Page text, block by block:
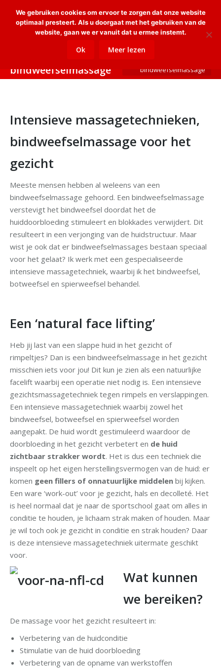
Intensieve
massagetechnieken,
bindweefselmassage
bindweefselmassage
Intensieve massagetechnieken,
bindweefselmassage voor het
gezicht
Meeste mensen hebben al weleens van een
bindweefselmassage gehoord. Een bindweefselmassage
verstevigt het bindweefsel doordat het de
huiddoorbloeding stimuleert en blokkades verwijdert. Dit
resulteert in een verjonging van de huidstructuur. Maar
wist je ook dat er bindweefselmassages bestaan speciaal
voor het gelaat? Ik werk met een gespecialiseerde
intensieve massagetechniek, waarbij ik het bindweefsel,
botweefsel en spierweefsel behandel.
Een ‘natural face lifting’
Heb jij last van een slappe huid in het gezicht of
rimpeltjes? Dan is een bindweefselmassage in het gezicht
misschien iets voor jou! Dit kun je zien als een natuurlijke
facelift waarbij een operatie niet nodig is. Een intensieve
gezichtsmassagetechniek tegen rimpels en verslappingen.
Een intensieve massagetechniek waarbij zowel het
bindweefsel, botweefsel en spierweefsel worden
aangepakt. De huid wordt gestimuleerd waardoor de
doorbloeding in het gezicht verbetert en de huid
zichtbaar strakker wordt. Het is dus een techniek die
inspeelt op het eigen herstellingsvermogen van de huid: er
komen geen fillers of onnatuurlijke middelen bij kijken.
Een ware ‘work-out’ voor je gezicht, hals en decolleté. Het
is heel normaal dat je naar de sportschool gaat om alles in
conditie te houden, je lichaam strak maken of houden. Maar
je wil toch ook je gezicht in conditie en strak houden? Daar
is deze intensieve massagetechniek uitermate geschikt
voor.
Wat kunnen
we bereiken?
De massage voor het gezicht resulteert in:
Verbetering van de huidconditie
Stimulatie van de huid doorbloeding
Verbetering van de opname van werkstoffen
We gebruiken cookies om ervoor te zorgen dat onze website
optimaal presteert. Als u doorgaat met het gebruiken van de
website, gaan we er vanuit dat u ermee instemt.
Ok Meer lezen